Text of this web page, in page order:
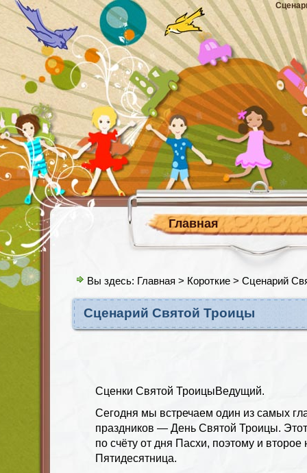
Главная
Вы здесь: Главная > Короткие > Сценарий
Сценарий Святой Троицы
Сценки Святой ТроицыВедущий.
Сегодня мы встречаем один из самых
праздников — День Святой Троицы.
по счёту от дня Пасхи, поэтому и
Пятидесятница.